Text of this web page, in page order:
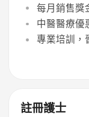
每月銷售獎
中醫醫療優
專業培訓，
註冊護士